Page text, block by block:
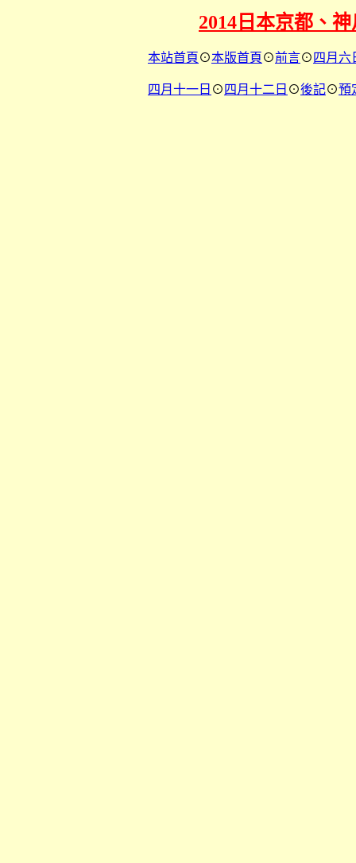
2014日本京都、
本站首頁 ⊙本版首頁 ⊙前言⊙ 四月六
四月十一日 ⊙ 四月十二日 ⊙後記⊙預